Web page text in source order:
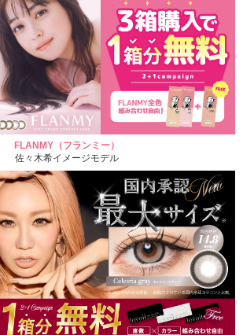
FLANMY（フランミー）
佐々木希イメージモデル